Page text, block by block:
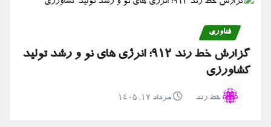
فناوری
گزارش خط رند ۹۱۲؛ انرژی های نو و رشد تولید
کشاورزی
خط رند مرداد ۱۷, ۱۴۰۵